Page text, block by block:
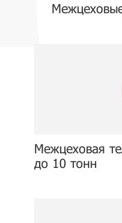
Межцеховая
до 10 тонн